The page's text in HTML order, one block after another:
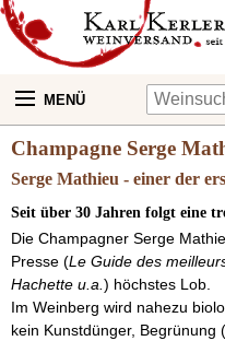
MENÜ
Champagne Serge
Serge Mathieu - einer der
Seit über 30 Jahren folgt eine
Die Champagner Serge
Presse (Le Guide des
Hachette u.a. ) höchstes Lob.
Im Weinberg wird nahezu
kein Kunstdünger, Begrünung